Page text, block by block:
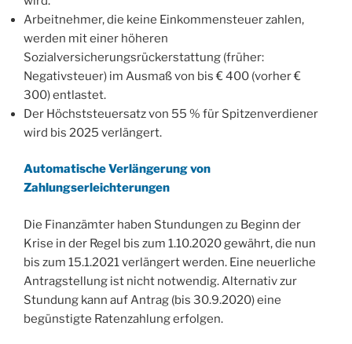
Arbeitnehmer, die keine Einkommensteuer zahlen,
werden mit einer höheren
Sozialversicherungsrückerstattung (früher:
Negativsteuer) im Ausmaß von bis € 400 (vorher €
300) entlastet.
Der Höchststeuersatz von 55 % für Spitzenverdiener
wird bis 2025 verlängert.
Automatische Verlängerung von
Zahlungserleichterungen
Die Finanzämter haben Stundungen zu Beginn der
Krise in der Regel bis zum 1.10.2020 gewährt, die nun
bis zum 15.1.2021 verlängert werden. Eine neuerliche
Antragstellung ist nicht notwendig. Alternativ zur
Stundung kann auf Antrag (bis 30.9.2020) eine
begünstigte Ratenzahlung erfolgen.